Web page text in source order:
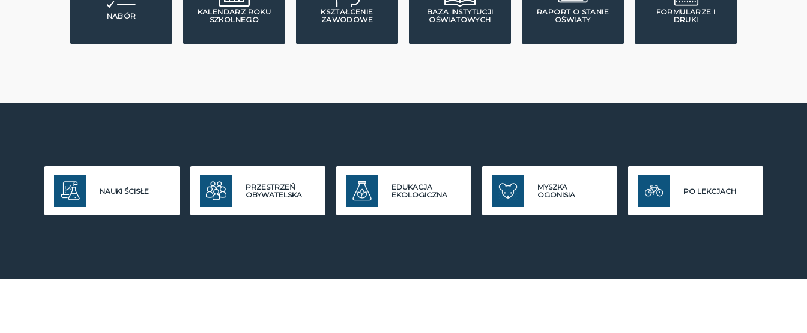
NABÓR
KALENDARZ ROKU
SZKOLNEGO
KSZTAŁCENIE
ZAWODOWE
BAZA INSTYTUCJI
OŚWIATOWYCH
RAPORT O STANIE
OŚWIATY
FORMULARZE I
DRUKI
NAUKI ŚCISŁE
PRZESTRZEŃ
OBYWATELSKA
EDUKACJA
EKOLOGICZNA
MYSZKA
OGONISIA
PO LEKCJACH